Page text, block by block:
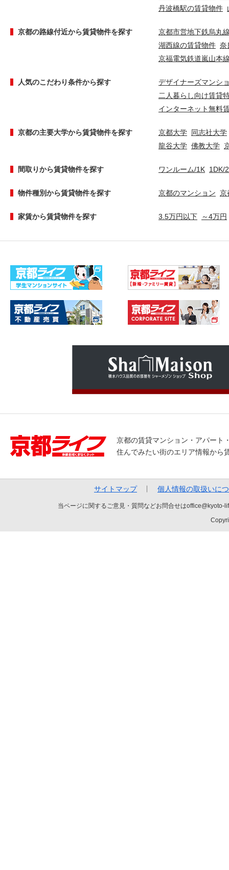
丹波橋駅の賃貸物件
京都の路線付近から賃貸物件を探す
京都市営地下鉄烏丸
湖西線の賃貸物件 奈
京福電気鉄道嵐山本
人気のこだわり条件から探す
デザイナーズマンシ
二人暮らし向け賃貸
インターネット無料
京都の主要大学から賃貸物件を探す 京都大学 同志社大学
龍谷大学 佛教大学
間取りから賃貸物件を探す ワンルーム/1K 1DK/
物件種別から賃貸物件を探す 京都のマンション 京
家賃から賃貸物件を探す 3.5万円以下 ～4万円
京都の賃貸マンション・アパート
住んでみたい街のエリア情報から
サイトマップ 個人情報の取扱いに
当ページに関するご意見・質問などお問合せは